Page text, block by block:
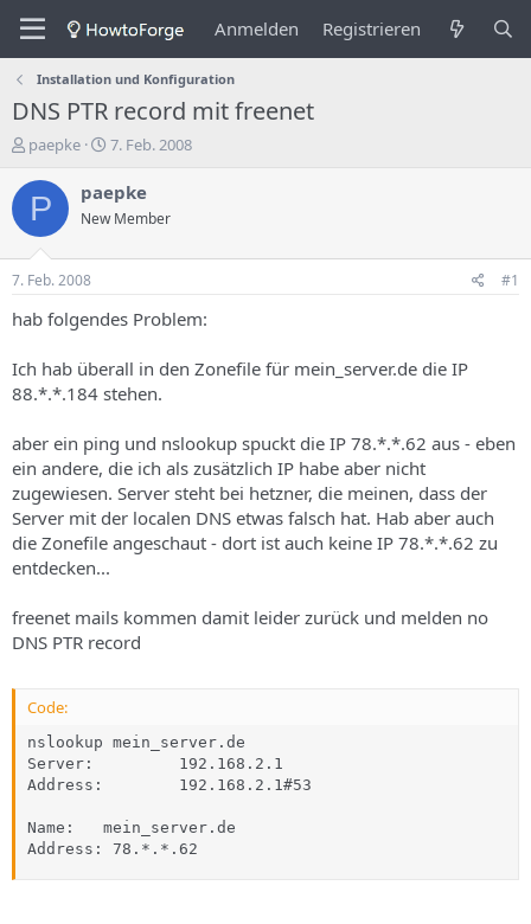
Anmelden Registrieren
Installation und Konfiguration
DNS PTR record mit freenet
E
s
e
l
e
r
s
T
e
m
s
paepke
E
s
e
n
d
a
u
m
7. Feb. 2008
P paepke
New Member
7. Feb. 2008 #1
hab folgendes Problem:
Ich hab überall in den Zonefile für mein_server.de die IP
88.*.*.184 stehen.
aber ein ping und nslookup spuckt die IP 78.*.*.62 aus - eben
ein andere, die ich als zusätzlich IP habe aber nicht
zugewiesen. Server steht bei hetzner, die meinen, dass der
Server mit der localen DNS etwas falsch hat. Hab aber auch
die Zonefile angeschaut - dort ist auch keine IP 78.*.*.62 zu
entdecken...
freenet mails kommen damit leider zurück und melden no
DNS PTR record
Code:
nslookup mein_server.de
Server:         192.168.2.1
Address:        192.168.2.1#53
Name:   mein_server.de
Address: 78.*.*.62